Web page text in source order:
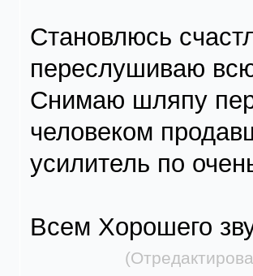
Становлюсь
переслушиваю
Снимаю шляпу
человеком
усилитель по
Всем Хорошего